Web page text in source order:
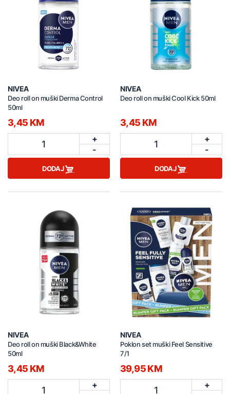
NIVEA
Deo roll on muški Derma Control
50ml
3,45 KM
1
+
-
DODAJ
NIVEA
Deo roll on muški Cool Kick 50ml
3,45 KM
1
+
-
DODAJ
NIVEA
Deo roll on muški Black&White
50ml
3,45 KM
1
+
NIVEA
Poklon set muški Feel Sensitive
7/1
39,95 KM
1
+